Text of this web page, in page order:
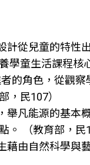
從兒童的特性
學童生活課程核
的角色，從觀
，民107）
凡能源的基本
（教育部，民
由自然科學與